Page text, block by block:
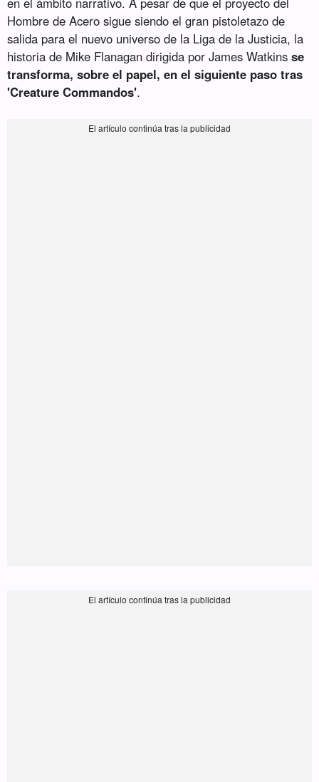
Hombre de Acero sigue siendo el gran pistoletazo de
salida para el nuevo universo de la Liga de la Justicia, la
historia de Mike Flanagan dirigida por James Watkinsse
transforma, sobre el papel, en el siguiente paso tras
'Creature Commandos'.